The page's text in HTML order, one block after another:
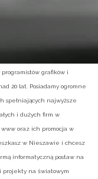
grafików i
20 lat. Posiadamy ogromne
spełniających najwyższe
i dużych firm w
oraz ich promocja w
w Nieszawie i chcesz
informatyczną postaw na
na światowym